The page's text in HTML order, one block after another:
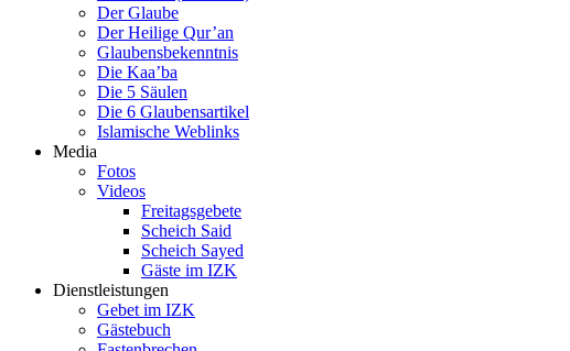
Der Glaube
Der Heilige Qur’an
Glaubensbekenntnis
Die Kaa’ba
Die 5 Säulen
Die 6 Glaubensartikel
Islamische Weblinks
Media
Fotos
Videos
Freitagsgebete
Scheich Said
Scheich Sayed
Gäste im IZK
Dienstleistungen
Gebet im IZK
Gästebuch